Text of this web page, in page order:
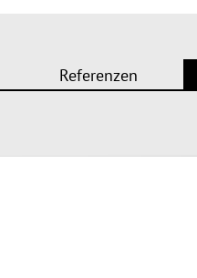
Referenzen